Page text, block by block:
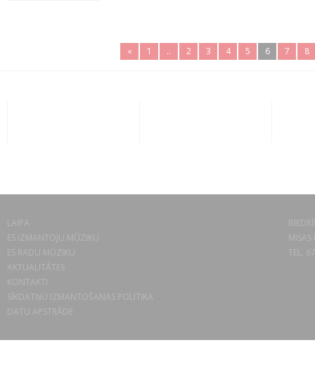
« 1 .. 2 3 4 5 6 7 8
LAIPA
ES IZMANTOJU MŪZIKU
ES RADU MŪZIKU
AKTUALITĀTES
KONTAKTI
SĪKDATŅU IZMANTOŠANAS POLITIKA
DATU APSTRĀDE
TEL.